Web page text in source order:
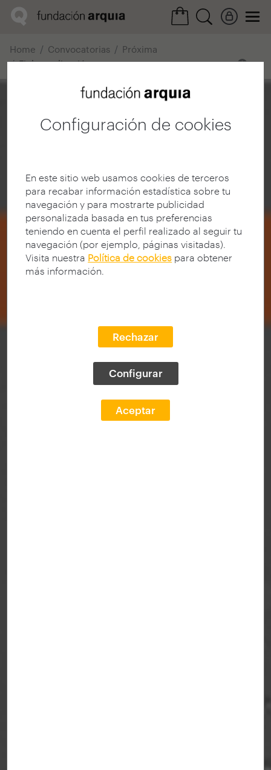
Configuración de cookies
En este sitio web usamos cookies de terceros
para recabar información estadística sobre tu
navegación y para mostrarte publicidad
personalizada basada en tus preferencias
teniendo en cuenta el perfil realizado al seguir tu
navegación (por ejemplo, páginas visitadas).
Visita nuestra Política de cookies para obtener
más información.
Rechazar
Configurar
Aceptar
Home Convocatorias
Próxima
Ficha realización